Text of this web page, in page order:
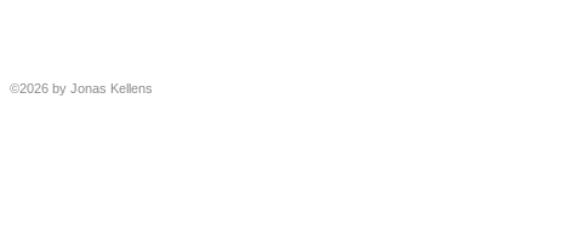
©2026 by Jonas Kellens